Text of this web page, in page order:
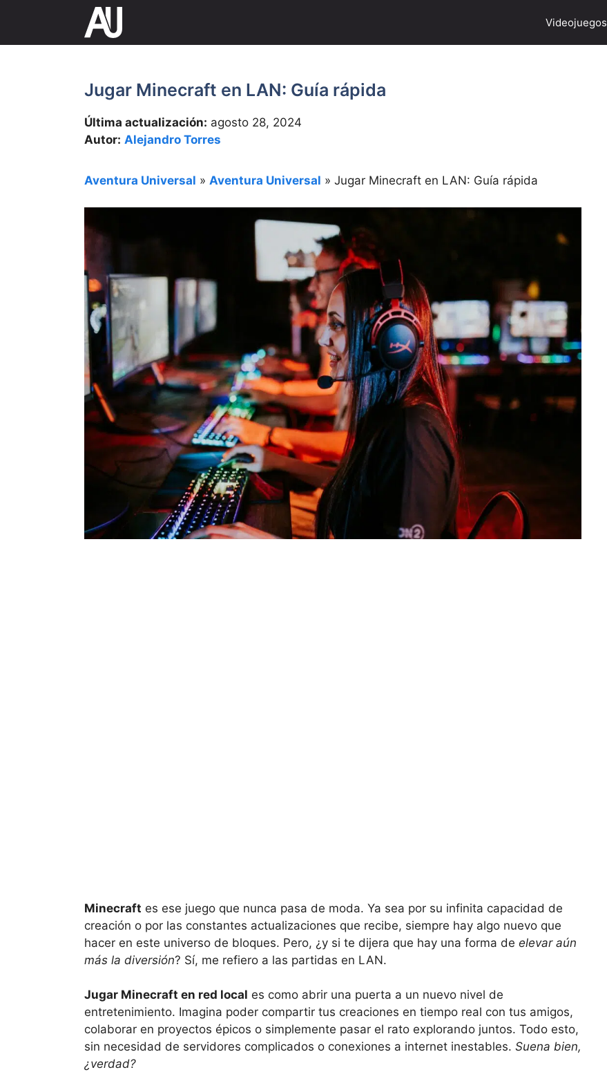
contenido
Videojuegos
Jugar Minecraft en LAN: Guía rápida
Última actualización: agosto 28, 2024
Autor: Alejandro Torres
Aventura Universal » Aventura Universal » Jugar Minecraft en LAN: Guía rápida
Minecraft es ese juego que nunca pasa de moda. Ya sea por su infinita capacidad de
creación o por las constantes actualizaciones que recibe, siempre hay algo nuevo que
hacer en este universo de bloques. Pero, ¿y si te dijera que hay una forma de elevar aún
más la diversión? Sí, me refiero a las partidas en LAN.
Jugar Minecraft en red local es como abrir una puerta a un nuevo nivel de
entretenimiento. Imagina poder compartir tus creaciones en tiempo real con tus amigos,
colaborar en proyectos épicos o simplemente pasar el rato explorando juntos. Todo esto,
sin necesidad de servidores complicados o conexiones a internet inestables. Suena bien,
¿verdad?